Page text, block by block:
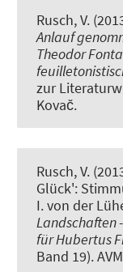
Rusch, V.
Anlauf
Theodor
zur
Kovac̆.
Rusch, V.
Glück':
I. von der
Landschaften
für Hubertus
Band 19).